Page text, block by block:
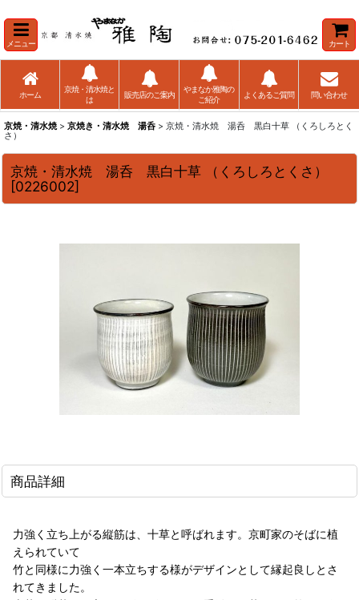
京焼・清水焼> 京焼き・清水焼 湯呑 > 京焼・清水焼 湯呑 黒白十草 （くろしろとく
さ）
メニュー カート
ホーム
京焼・清水焼と
は
販売店のご案内
やまなか雅陶の
ご紹介
よくあるご質問 問い合わせ
京焼・清水焼 湯呑 黒白十草 （くろしろとくさ）
[0226002]
商品詳細
力強く立ち上がる縦筋は、十草と呼ばれます。京町家のそばに植
えられていて
竹と同様に力強く一本立ちする様がデザインとして縁起良しとさ
れてきました。